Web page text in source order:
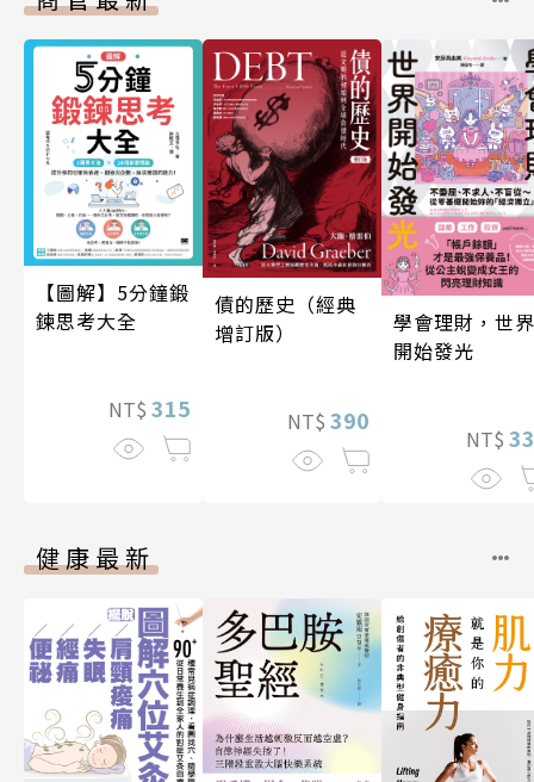
【圖解】5分鐘鍛
鍊思考大全
NT$ 315
債的歷史（經典
增訂版）
NT$ 390
學會理財，世界
開始發光
NT$
健康最新